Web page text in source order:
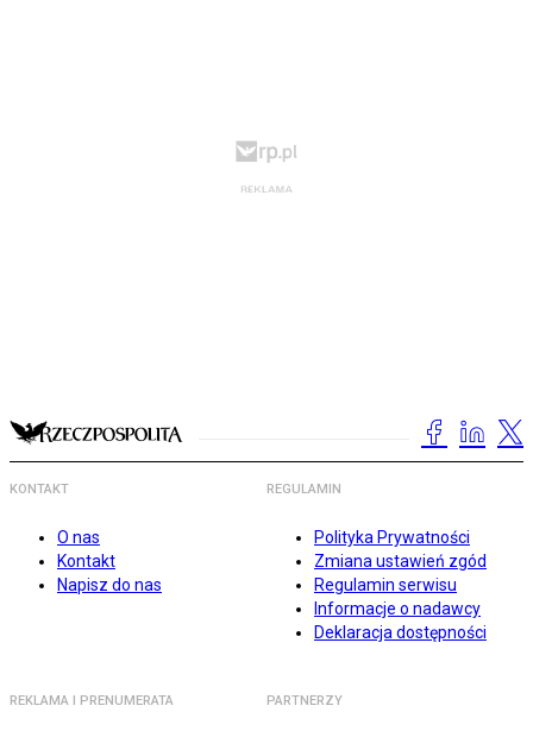
KONTAKT
O nas
Kontakt
Napisz do nas
REGULAMIN
Polityka Prywatności
Zmiana ustawień zgód
Regulamin serwisu
Informacje o nadawcy
Deklaracja dostępności
REKLAMA I PRENUMERATA PARTNERZY